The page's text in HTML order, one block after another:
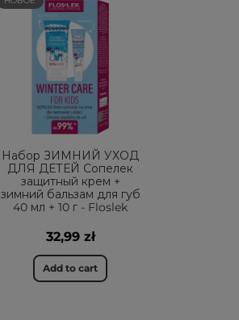
Набор ЗИМНИЙ УХОД
ДЛЯ ДЕТЕЙ Сопелек
защитный крем +
зимний бальзам для губ
40 мл + 10 г - Floslek
32,99 zł
Add to cart